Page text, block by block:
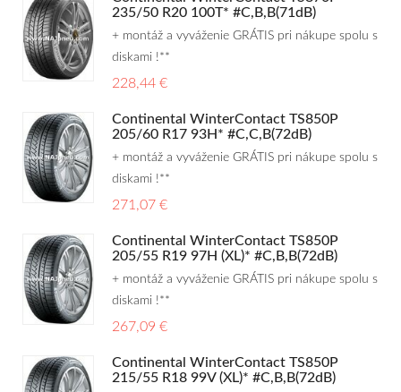
235/50 R20 100T* #C,B,B(71dB)
+ montáž a vyváženie GRÁTIS pri nákupe spolu s
diskami !**
228,44 €
Continental WinterContact TS850P
205/60 R17 93H* #C,C,B(72dB)
+ montáž a vyváženie GRÁTIS pri nákupe spolu s
diskami !**
271,07 €
Continental WinterContact TS850P
205/55 R19 97H (XL)* #C,B,B(72dB)
+ montáž a vyváženie GRÁTIS pri nákupe spolu s
diskami !**
267,09 €
Continental WinterContact TS850P
215/55 R18 99V (XL)* #C,B,B(72dB)